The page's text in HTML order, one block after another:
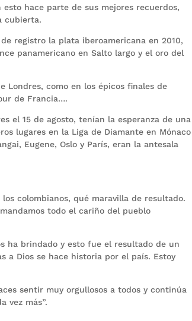
hace parte de sus mejores recuerdos,
cubierta.
registro la plata iberoamericana en 2010,
panamericano en Salto largo y el oro del
Londres, como en los épicos finales de
de Francia….
el 15 de agosto, tenían la esperanza de una
lugares en la Liga de Diamante en Mónaco
Eugene, Oslo y París, eran la antesala
colombianos, qué maravilla de resultado.
todo el cariño del pueblo
ha brindado y esto fue el resultado de un
a Dios se hace historia por el país. Estoy
sentir muy orgullosos a todos y continúa
vez más”.